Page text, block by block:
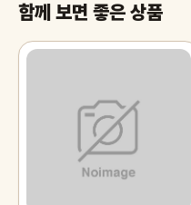
함께 보면 좋은 상품